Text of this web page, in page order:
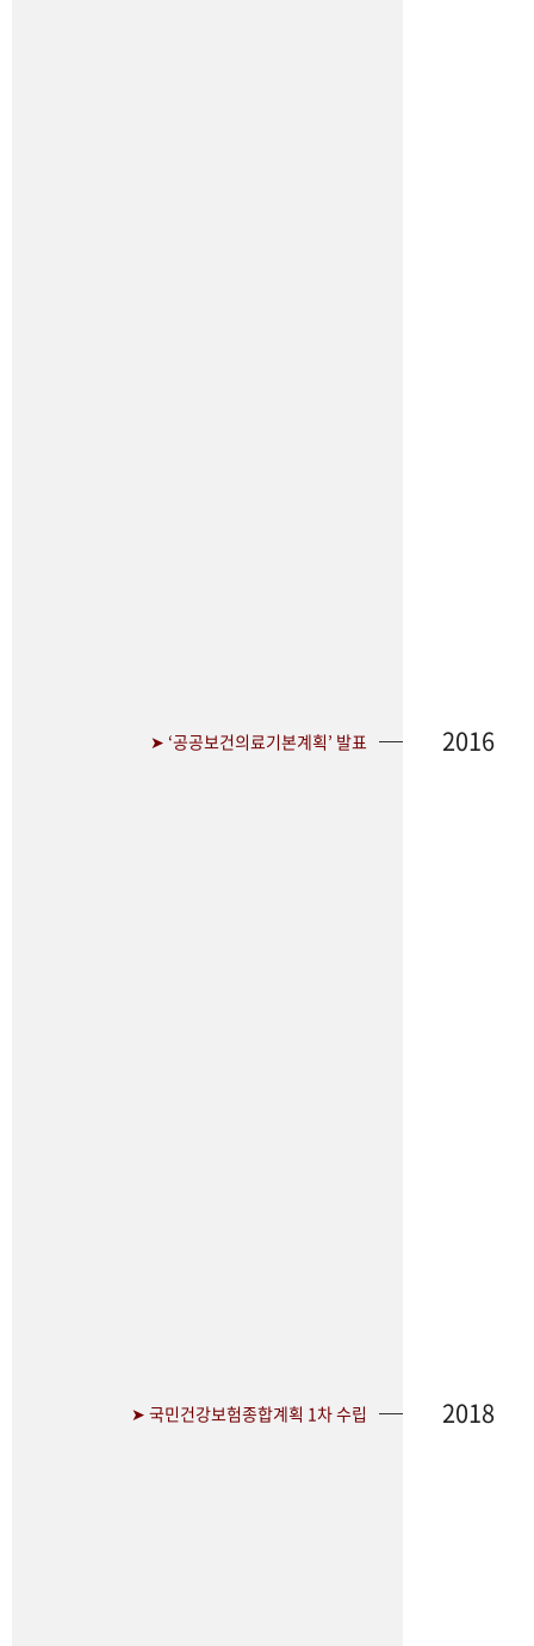
➤ ‘공공보건의료기본계획’ 발표 2016
➤ 국민건강보험종합계획 1차 수립 2018